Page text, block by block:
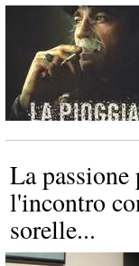
La
l'incontro
sorelle...